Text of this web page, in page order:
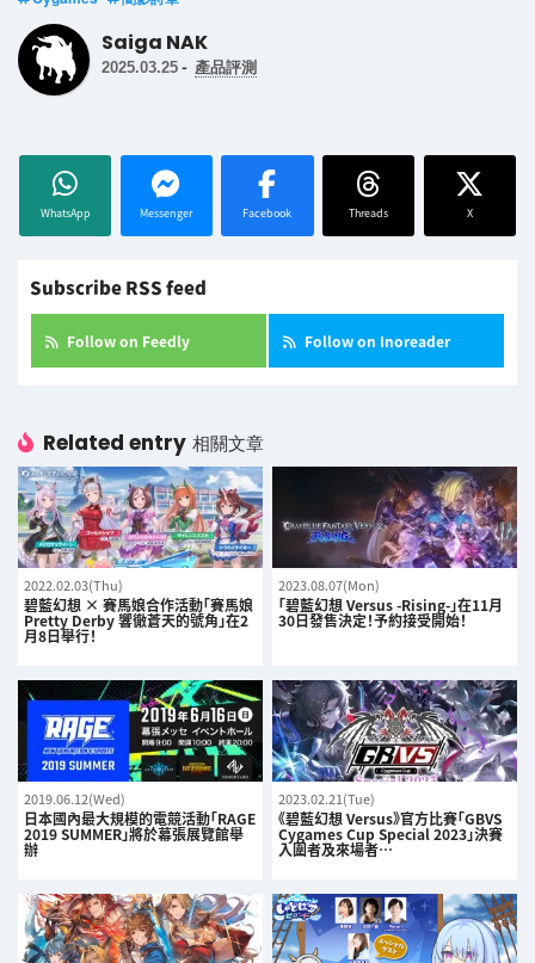
Saiga NAK
2025.03.25 - 產品評測
WhatsApp Messenger Facebook Threads X
Subscribe RSS feed
Follow on Feedly Follow on Inoreader
Related entry 相關文章
2022.02.03(Thu)
碧藍幻想 × 賽馬娘合作活動「賽馬娘
Pretty Derby 響徹蒼天的號角」在2
月8日舉行！
2023.08.07(Mon)
「碧藍幻想 Versus -Rising-」在11月
30日發售決定！予約接受開始！
2019.06.12(Wed)
日本國內最大規模的電競活動「RAGE
2019 SUMMER」將於幕張展覽館舉
辦
2023.02.21(Tue)
《碧藍幻想 Versus》官方比賽「GBVS
Cygames Cup Special 2023」決賽
入圍者及來場者…